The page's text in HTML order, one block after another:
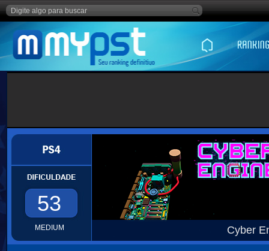
53
MEDIUM Cyber